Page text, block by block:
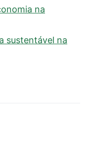
na
sustentável na